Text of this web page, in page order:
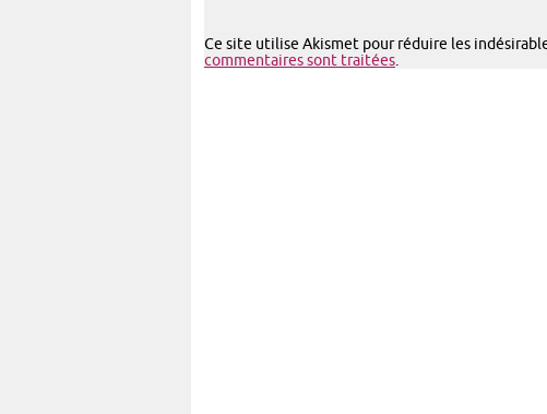
Ce site utilise Akismet pour réduire les
commentaires sont traitées